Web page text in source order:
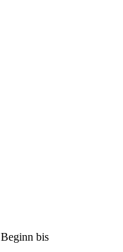
Beginn bis